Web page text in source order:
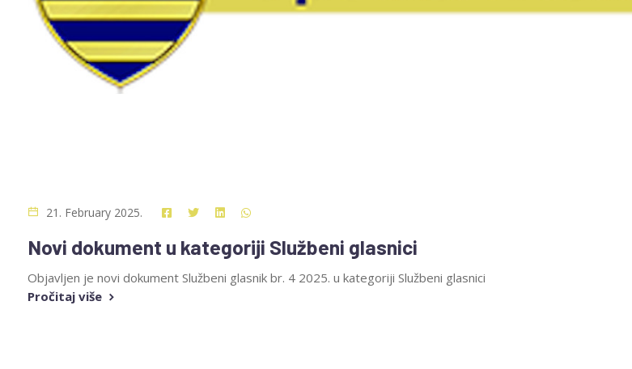
21. February 2025.
Novi dokument u kategoriji Službeni glasnici
Objavljen je novi dokument Službeni glasnik br. 4 2025. u kategoriji Službeni glasnici
Pročitaj više